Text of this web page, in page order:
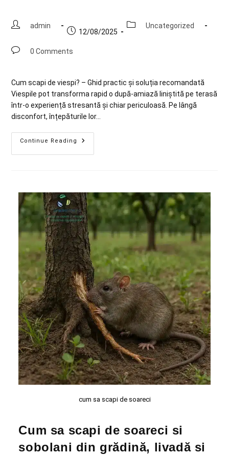
admin
12/08/2025
Uncategorized
0 Comments
Cum scapi de viespi? – Ghid practic și soluția recomandată
Viespile pot transforma rapid o după-amiază liniștită pe terasă
într-o experiență stresantă și chiar periculoasă. Pe lângă
disconfort, înțepăturile lor…
Continue Reading
cum sa scapi de soareci
Cum sa scapi de soareci si
sobolani din grădină, livadă si